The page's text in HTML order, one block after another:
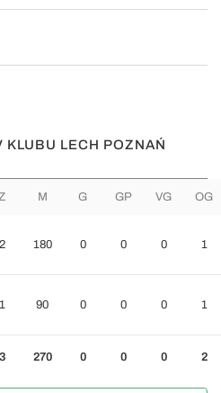
KLUBU LECH POZNAŃ
M G GP VG OG
2 180 0 0 0 1
1 90 0 0 0 1
3 270 0 0 0 2